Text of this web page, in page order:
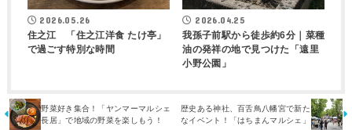
2026.05.26
住之江 「住之江洋食 たけ亭」
で過ごす特別な時間
2026.04.25
我孫子前駅から徒歩約6分｜菜種
油の発祥の地で見つけた「遠里
小野公園」
野菜好き集合！「ヤンマーマルシェ
長居」で地域の野菜を楽しもう！
歴史ある神社、百舌鳥八幡宮で新た
なイベント！「はちまんマルシェ」